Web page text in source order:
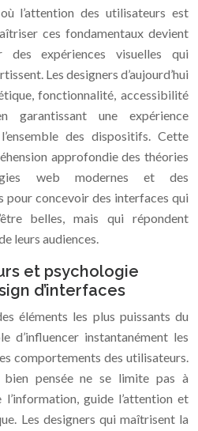
l’attention des utilisateurs est
ces fondamentaux devient
des expériences visuelles qui
Les designers d’aujourd’hui
fonctionnalité, accessibilité
garantissant une expérience
des dispositifs. Cette
approfondie des théories
web modernes et des
concevoir des interfaces qui
belles, mais qui répondent
leurs audiences.
et psychologie
d’interfaces
éléments les plus puissants du
d’influencer instantanément les
comportements des utilisateurs.
pensée ne se limite pas à
l’information, guide l’attention et
Les designers qui maîtrisent la